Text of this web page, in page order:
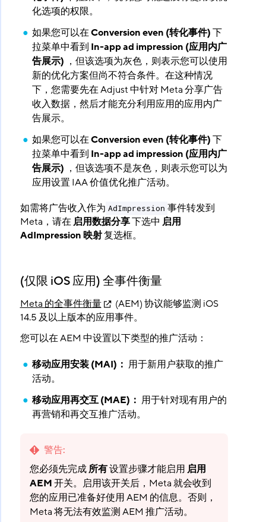
化选项的权限。
如果您可以在Conversion even (转化事件)​ 下
拉菜单中看到 In-app ad impression (应用内广
告展示) ​ ，但该选项为灰色，则表示您可以使用
新的优化方案但尚不符合条件。在这种情况
下，您需要先在 Adjust 中针对 Meta 分享广告
收入数据，然后才能充分利用应用的应用内广
告展示。
如果您可以在Conversion even (转化事件)​ 下
拉菜单中看到 In-app ad impression (应用内广
告展示) ​ ，但该选项不是灰色，则表示您可以为
应用设置 IAA 价值优化推广活动。
如需将广告收入作为 AdImpression 事件转发到
Meta，请在启用数据分享​ 下选中 启用
AdImpression 映射​ 复选框。
(仅限 iOS 应用) 全事件衡量
Meta 的全事件衡量
(AEM) 协议能够监测 iOS
14.5 及以上版本的应用事件。
您可以在 AEM 中设置以下类型的推广活动：
移动应用安装 (MAI)： ​ 用于新用户获取的推广
活动。
移动应用再交互 (MAE)： ​ 用于针对现有用户的
再营销和再交互推广活动。
警告:
您必须先完成所有设置步骤才能启用启用
AEM开关。启用该开关后，Meta 就会收到
您的应用已准备好使用 AEM 的信息。否则，
Meta 将无法有效监测 AEM 推广活动。